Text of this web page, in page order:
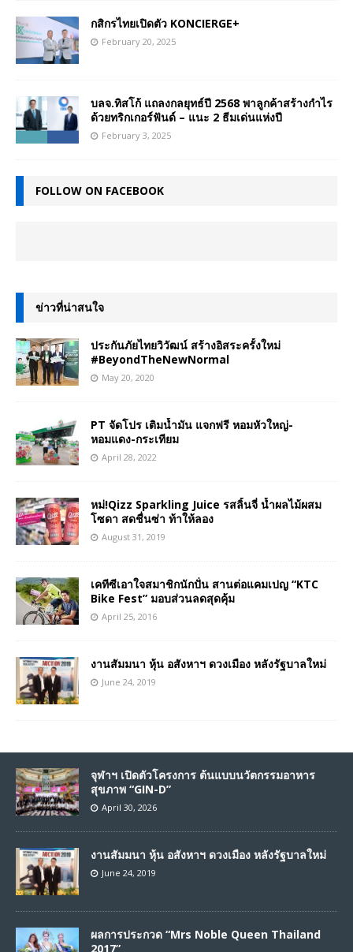
กสิกรไทยเปิดตัว KONCIERGE+
February 20, 2025
บลจ.ทิสโก้ แถลงกลยุทธ์ปี 2568 พาลูกค้าสร้างกำไร
ด้วยทริกเกอร์ฟันด์ – แนะ 2 ธีมเด่นแห่งปี
February 3, 2025
FOLLOW ON FACEBOOK
ข่าวที่น่าสนใจ
ประกันภัยไทยวิวัฒน์ สร้างอิสระครั้งใหม่
#BeyondTheNewNormal
May 20, 2020
PT จัดโปร เติมน้ำมัน แจกฟรี หอมหัวใหญ่-
หอมแดง-กระเทียม
April 28, 2022
หม่!Qizz Sparkling Juice รสลิ้นจี่ น้ำผลไม้ผสม
โซดา สดชื่นซ่า ท้าให้ลอง
August 31, 2019
เคทีซีเอาใจสมาชิกนักปั่น สานต่อแคมเปญ “KTC
Bike Fest” มอบส่วนลดสุดคุ้ม
April 25, 2016
งานสัมมนา หุ้น อสังหาฯ ดวงเมือง หลังรัฐบาลใหม่
June 24, 2019
จุฬาฯ เปิดตัวโครงการ ต้นแบบนวัตกรรมอาหาร
สุขภาพ “GIN-D”
April 30, 2026
งานสัมมนา หุ้น อสังหาฯ ดวงเมือง หลังรัฐบาลใหม่
June 24, 2019
ผลการประกวด “Mrs Noble Queen Thailand
2017”